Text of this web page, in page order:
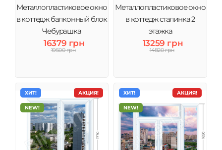
Металлопластиковое окно
в коттедж балконный блок
Чебурашка
16379 грн
19500 грн
Металлопластиковое окно
в коттедж сталинка 2
этажка
13259 грн
14820 грн
АКЦИЯ!
ХИТ!
NEW!
АКЦИЯ!
ХИТ!
NEW!